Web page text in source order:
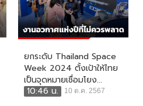
ยกระดับ Thailand Space
Week 2024 ตั้งเป้าให้ไทย
เป็นจุดหมายเชื่อมโยง...
10:46 น.
10 ต.ค. 2567